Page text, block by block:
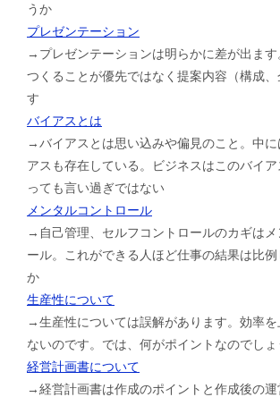
うか
プレゼンテーション
→プレゼンテーションは明らかに差が出ます
つくることが優先ではなく提案内容（構成
す
バイアスとは
→バイアスとは思い込みや偏見のこと。中に
アスも存在している。ビジネスはこのバイ
っても言い過ぎではない
メンタルコントロール
→自己管理、セルフコントロールのカギはメ
ール。これができる人ほど仕事の結果は比
か
生産性について
→生産性については誤解があります。効率を
ないのです。では、何がポイントなのでしょ
経営計画書について
→経営計画書は作成のポイントと作成後の